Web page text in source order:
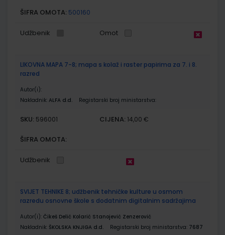
ŠIFRA OMOTA: 500160
Udžbenik Omot
LIKOVNA MAPA 7-8; mapa s kolaž i raster papirima za 7. i 8.
razred
Autor(i):
Nakladnik: ALFA d.d. Registarski broj ministarstva:
SKU: 596001 CIJENA: 14,00 €
ŠIFRA OMOTA:
Udžbenik
SVIJET TEHNIKE 8; udžbenik tehničke kulture u osmom
razredu osnovne škole s dodatnim digitalnim sadržajima
Autor(i): Čikeš Delić Kolarić Stanojević Zenzerović
Nakladnik: ŠKOLSKA KNJIGA d.d. Registarski broj ministarstva: 7687